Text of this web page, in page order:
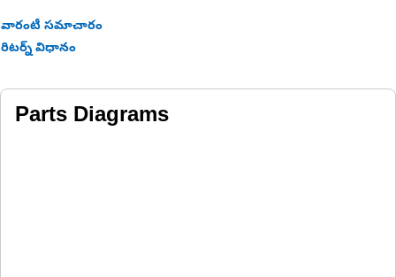
వారంటీ సమాచారం
రిటర్న్ విధానం
Parts Diagrams